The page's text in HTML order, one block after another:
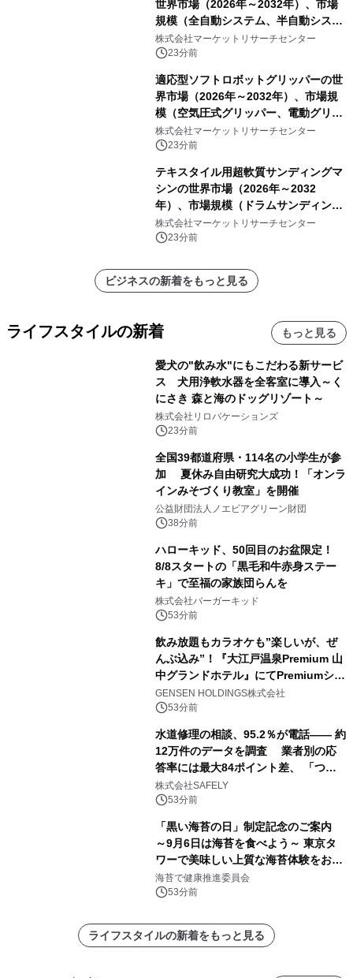
世界市場（2026年～2032年）、市場
規模（全自動システム、半自動システ
ム）・分析レポートを発表
株式会社マーケットリサーチセンター
23分前
適応型ソフトロボットグリッパーの世
界市場（2026年～2032年）、市場規
模（空気圧式グリッパー、電動グリッ
パー）・分析レポートを発表
株式会社マーケットリサーチセンター
23分前
テキスタイル用超軟質サンディングマ
シンの世界市場（2026年～2032
年）、市場規模（ドラムサンディング
マシン、ジェットサンディングマシ
ン、ローラーサンディングマシン、そ
株式会社マーケットリサーチセンター
23分前
ビジネスの新着をもっと見る
ライフスタイルの新着 もっと見る
愛犬の"飲み水"にもこだわる新サービ
ス 犬用浄軟水器を全客室に導入～く
にさき 森と海のドッグリゾート～
株式会社リロバケーションズ
23分前
全国39都道府県・114名の小学生が参
加 夏休み自由研究大成功！「オンラ
インみそづくり教室」を開催
公益財団法人ノエビアグリーン財団
38分前
ハローキッド、50回目のお盆限定！
8/8スタートの「黒毛和牛赤身ステー
キ」で至福の家族団らんを
株式会社バーガーキッド
53分前
飲み放題もカラオケも”楽しいが、ぜ
んぶ込み”！『大江戸温泉Premium 山
中グランドホテル』にてPremiumシリ
ーズ初のオールインクルーシブ導入
GENSEN HOLDINGS株式会社
53分前
水道修理の相談、95.2％が電話―― 約
12万件のデータを調査 業者別の応
答率には最大84ポイント差、 「つな
がりやすさ」も選定基準に
株式会社SAFELY
53分前
「黒い海苔の日」制定記念のご案内
～9月6日は海苔を食べよう～ 東京タ
ワーで美味しい上質な海苔体験をお届
けします！
海苔で健康推進委員会
53分前
ライフスタイルの新着をもっと見る